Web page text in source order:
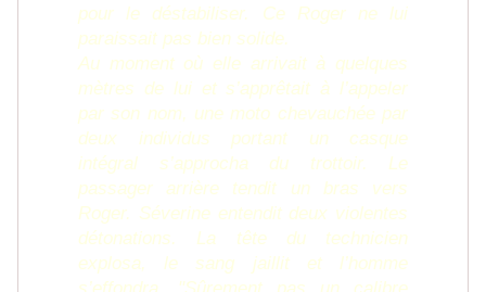
pour le déstabiliser. Ce Roger ne lui
paraissait pas bien solide.
Au moment où elle arrivait à quelques
mètres de lui et s’apprêtait à l’appeler
par son nom, une moto chevauchée par
deux individus portant un casque
intégral s’approcha du trottoir. Le
passager arrière tendit un bras vers
Roger. Séverine entendit deux violentes
détonations. La tête du technicien
explosa, le sang jaillit et l’homme